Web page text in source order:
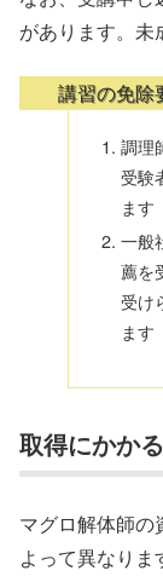
があります。未
講習の免除
調理
受験
ます
一般
薦を
受け
ます
取得にかか
マグロ解体師の
よって異なりま